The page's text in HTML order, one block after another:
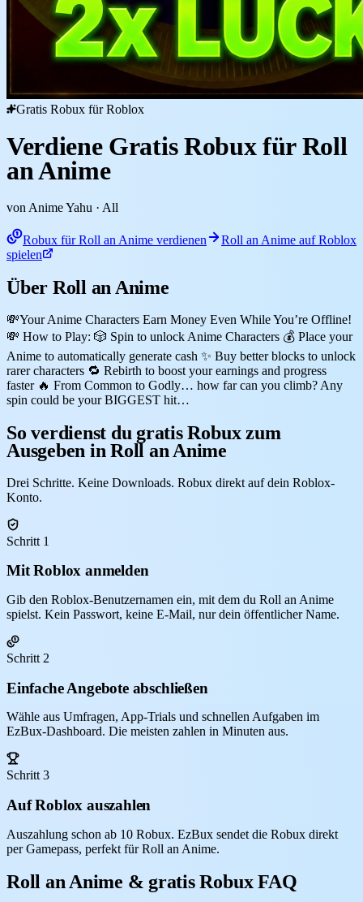
Gratis Robux für Roblox
Verdiene Gratis Robux für Roll
an Anime
von Anime Yahu · All
Robux für Roll an Anime verdienen
Roll an Anime auf Roblox
spielen
Über Roll an Anime
💸Your Anime Characters Earn Money Even While You’re Offline!
💸 How to Play: 🎲 Spin to unlock Anime Characters 💰 Place your
Anime to automatically generate cash ✨ Buy better blocks to unlock
rarer characters 🔁 Rebirth to boost your earnings and progress
faster 🔥 From Common to Godly… how far can you climb? Any
spin could be your BIGGEST hit…
So verdienst du gratis Robux zum
Ausgeben in Roll an Anime
Drei Schritte. Keine Downloads. Robux direkt auf dein Roblox-
Konto.
Schritt 1
Mit Roblox anmelden
Gib den Roblox-Benutzernamen ein, mit dem du Roll an Anime
spielst. Kein Passwort, keine E-Mail, nur dein öffentlicher Name.
Schritt 2
Einfache Angebote abschließen
Wähle aus Umfragen, App-Trials und schnellen Aufgaben im
EzBux-Dashboard. Die meisten zahlen in Minuten aus.
Schritt 3
Auf Roblox auszahlen
Auszahlung schon ab 10 Robux. EzBux sendet die Robux direkt
per Gamepass, perfekt für Roll an Anime.
Roll an Anime & gratis Robux FAQ